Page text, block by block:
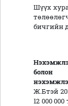
Шүүх
бичгийн
болон
Ж.Бтэй
12 000